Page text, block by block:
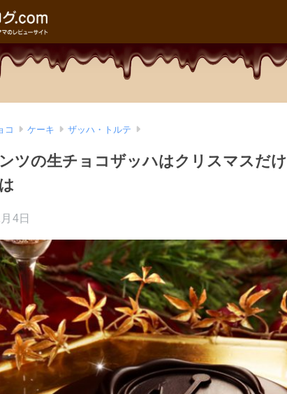
コ ケーキ ザッハ・トルテ
ツの生チョコザッハはクリスマスだ
4日